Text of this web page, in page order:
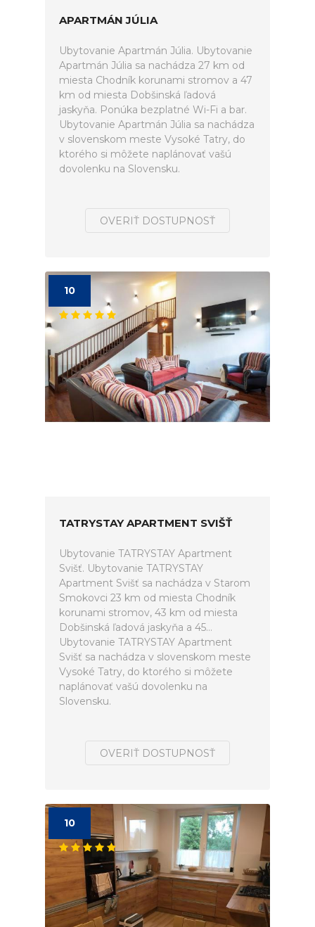
APARTMÁN JÚLIA
Ubytovanie Apartmán Júlia. Ubytovanie
Apartmán Júlia sa nachádza 27 km od
miesta Chodník korunami stromov a 47
km od miesta Dobšinská ľadová
jaskyňa. Ponúka bezplatné Wi-Fi a bar.
Ubytovanie Apartmán Júlia sa nachádza
v slovenskom meste Vysoké Tatry, do
ktorého si môžete naplánovať vašú
dovolenku na Slovensku.
OVERIŤ DOSTUPNOSŤ
10
TATRYSTAY APARTMENT SVIŠŤ
Ubytovanie TATRYSTAY Apartment
Svišť. Ubytovanie TATRYSTAY
Apartment Svišť sa nachádza v Starom
Smokovci 23 km od miesta Chodník
korunami stromov, 43 km od miesta
Dobšinská ľadová jaskyňa a 45...
Ubytovanie TATRYSTAY Apartment
Svišť sa nachádza v slovenskom meste
Vysoké Tatry, do ktorého si môžete
naplánovať vašú dovolenku na
Slovensku.
OVERIŤ DOSTUPNOSŤ
10